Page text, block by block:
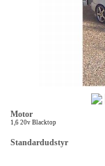
Motor
1,6 20v Blacktop
Standardudstyr